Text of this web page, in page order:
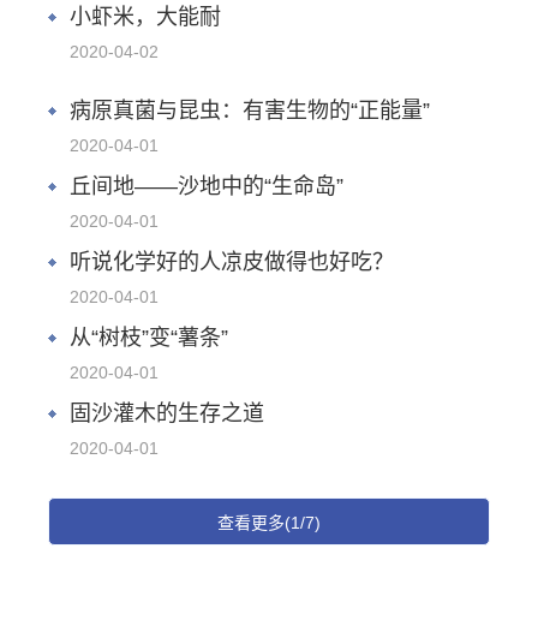
小虾米，大能耐
2020-04-02
病原真菌与昆虫：有害生物的“正能量”
2020-04-01
丘间地——沙地中的“生命岛”
2020-04-01
听说化学好的人凉皮做得也好吃？
2020-04-01
从“树枝”变“薯条”
2020-04-01
固沙灌木的生存之道
2020-04-01
查看更多(1/7)